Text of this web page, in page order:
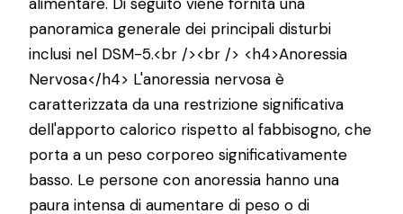
panoramica generale dei principali disturbi
inclusi nel DSM-5.<br /><br /> <h4>Anoressia
Nervosa</h4> L'anoressia nervosa è
caratterizzata da una restrizione significativa
dell'apporto calorico rispetto al fabbisogno, che
porta a un peso corporeo significativamente
basso. Le persone con anoressia hanno una
paura intensa di aumentare di peso o di